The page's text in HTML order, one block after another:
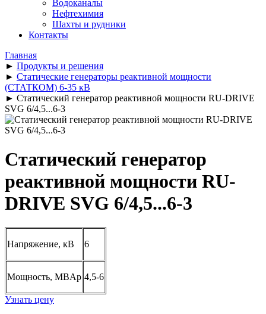
Водоканалы
Нефтехимия
Шахты и рудники
Контакты
Главная
► Продукты и решения
► Статические генераторы реактивной мощности
(СТАТКОМ) 6-35 кВ
► Статический генератор реактивной мощности RU-DRIVE
SVG 6/4,5...6-3
Статический генератор
реактивной мощности RU-
DRIVE SVG 6/4,5...6-3
Напряжение, кВ 6
Мощность, MBAp 4,5-6
Узнать цену